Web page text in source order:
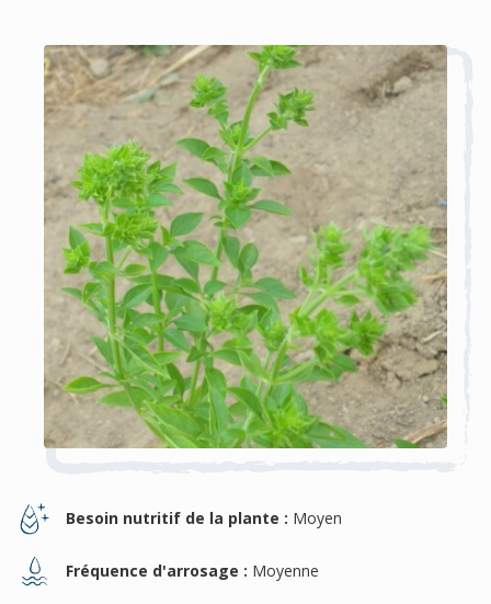
Besoin nutritif de la plante : Moyen
Fréquence d'arrosage : Moyenne